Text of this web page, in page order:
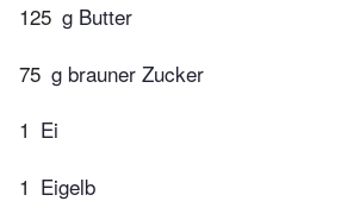
125 g Butter
75 g brauner Zucker
1 Ei
1 Eigelb